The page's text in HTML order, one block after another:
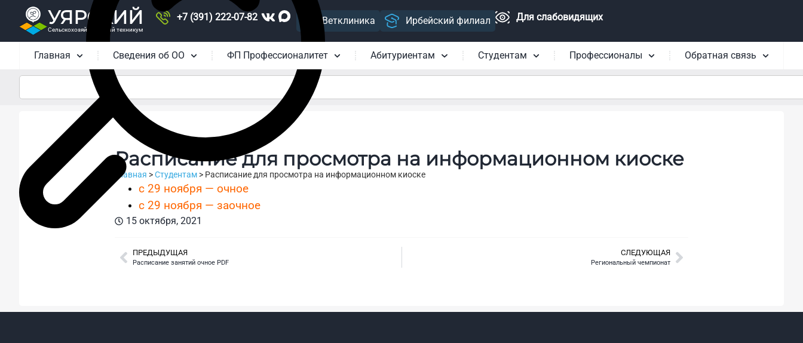
УЯРСКИЙ
Сельскохозяйственный техникум
+7 (391) 222-07-82 Ветклиника Ирбейский филиал Для слабовидящих
Главная Сведения об ОО ФП Профессионалитет Абитуриентам Студентам Профессионалы Обратная связь
Расписание для просмотра на информационном киоске
Главная >Студентам > Расписание для просмотра на информационном киоске
с 29 ноября — очное
с 29 ноября — заочное
15 октября, 2021
ПРЕДЫДУЩАЯ
Расписание занятий очное PDF
СЛЕДУЮЩАЯ
Региональный чемпионат